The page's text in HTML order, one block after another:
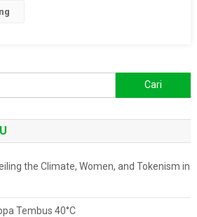
untuk:
the Climate, Women, and Tokenism in
Tembus 40°C